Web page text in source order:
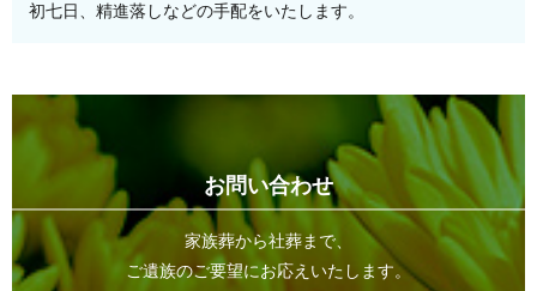
初七日、精進落しなどの手配をいたします。
お問い合わせ
家族葬から社葬まで、
ご遺族のご要望にお応えいたします。